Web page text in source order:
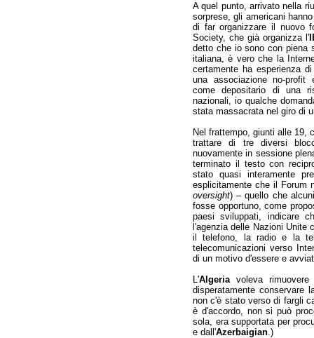
A quel punto, arrivato nella
sorprese, gli americani
di far organizzare il nuovo
Society, che già organizza l'
detto che io sono con piena
italiana, è vero che la
certamente ha esperienza
una associazione no-
come depositario di una
nazionali, io qualche
stata massacrata nel giro di
Nel frattempo, giunti alle 19,
trattare di tre diversi
nuovamente in sessione
terminato il testo con
stato quasi interamente
esplicitamente che il Forum
oversight) – quello che
fosse opportuno, come
paesi sviluppati, indicare
l'agenzia delle Nazioni Unite
il telefono, la radio e la
telecomunicazioni verso
di un motivo d'essere e
L'Algeriavoleva
disperatamente conservare
non c'è stato verso di fargli
è d'accordo, non si può
sola, era supportata per
e dall'Azerbaigian.)